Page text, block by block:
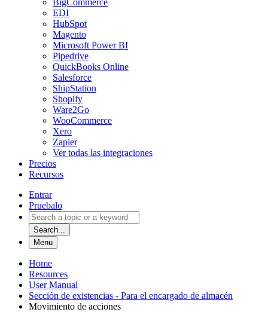
EDI
HubSpot
Magento
Microsoft Power BI
Pipedrive
QuickBooks Online
Salesforce
ShipStation
Shopify
Ware2Go
WooCommerce
Xero
Zapier
Ver todas las integraciones
Precios
Recursos
Entrar
Pruebalo
Search...
Menu
Home
Resources
User Manual
Sección de existencias - Para el encargado de almacén
Movimiento de acciones